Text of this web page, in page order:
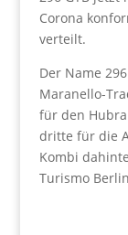
Corona
verteilt.
Der Name
Maranello-
für den
dritte für die
Kombi
Turismo